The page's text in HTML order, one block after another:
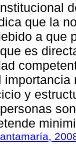
que la
a que
es
y